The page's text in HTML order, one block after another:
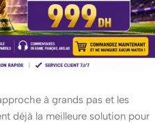
à grands pas et les
déjà la meilleure solution pour